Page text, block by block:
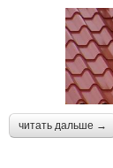
читать дальше →